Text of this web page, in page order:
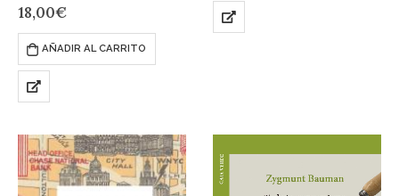
ISBN: 978-987-3687-67-9
18,00€
AÑADIR AL CARRITO